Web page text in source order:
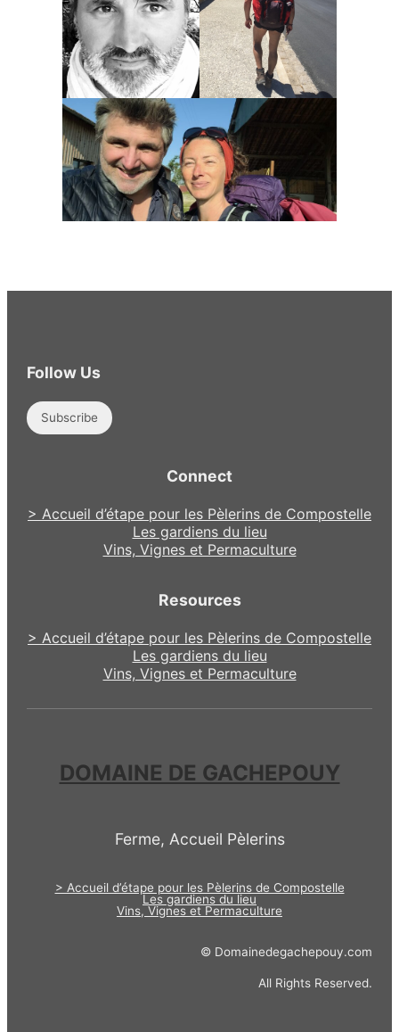
Follow Us
Subscribe
Connect
> Accueil d’étape pour les Pèlerins de Compostelle
Les gardiens du lieu
Vins, Vignes et Permaculture
Resources
> Accueil d’étape pour les Pèlerins de Compostelle
Les gardiens du lieu
Vins, Vignes et Permaculture
DOMAINE DE GACHEPOUY
Ferme, Accueil Pèlerins
> Accueil d’étape pour les Pèlerins de Compostelle
Les gardiens du lieu
Vins, Vignes et Permaculture
© Domainedegachepouy.com
All Rights Reserved.